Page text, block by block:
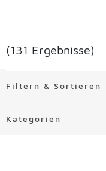
(131 Ergebnisse)
Filtern & Sortieren
Kategorien